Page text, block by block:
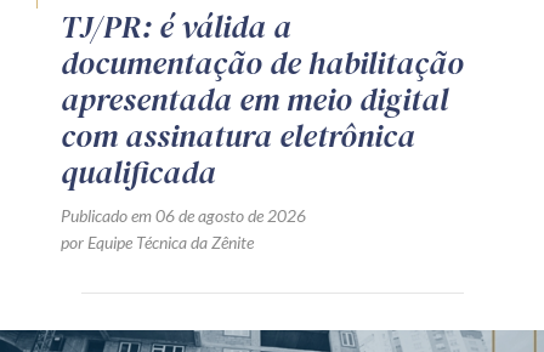
TJ/PR: é válida a
documentação de habilitação
apresentada em meio digital
com assinatura eletrônica
qualificada
Publicado em 06 de agosto de 2026
por Equipe Técnica da Zênite